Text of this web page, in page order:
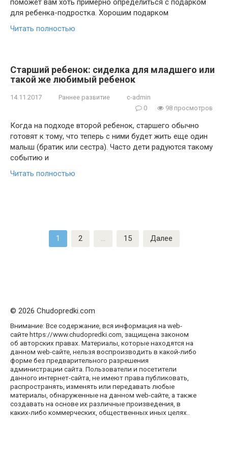
поможет вам хоть примерно определиться с подарком
для ребенка-подростка. Хорошим подарком
Читать полностью
Старший ребенок: сиделка для младшего или
такой же любимый ребенок
14.11.2017 Раннее развитие
c-admin
0
98 просмотров
Когда на подходе второй ребенок, старшего обычно
готовят к тому, что теперь с ними будет жить еще один
малыш (братик или сестра). Часто дети радуются такому
событию и
Читать полностью
1 2 … 15 Далее
© 2026 Chudopredki.com
Внимание: Все содержание, вся информация на web-
сайте https://www.chudopredki.com, защищена законом
об авторских правах. Материалы, которые находятся на
данном web-сайте, нельзя воспроизводить в какой-либо
форме без предварительного разрешения
администрации сайта. Пользователи и посетители
данного интернет-сайта, не имеют права публиковать,
распространять, изменять или передавать любые
материалы, обнаруженные на данном web-сайте, а также
создавать на основе их различные произведения, в
каких-либо коммерческих, общественных иных целях..